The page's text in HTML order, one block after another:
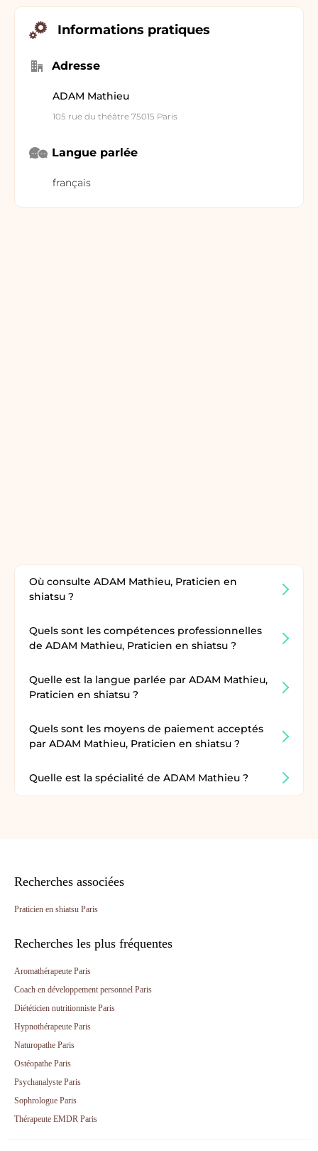
Informations pratiques
Adresse
ADAM Mathieu
105 rue du théâtre 75015 Paris
Langue parlée
français
Où consulte ADAM Mathieu, Praticien en
shiatsu ?
Quels sont les compétences professionnelles
de ADAM Mathieu, Praticien en shiatsu ?
Quelle est la langue parlée par ADAM Mathieu,
Praticien en shiatsu ?
Quels sont les moyens de paiement acceptés
par ADAM Mathieu, Praticien en shiatsu ?
Quelle est la spécialité de ADAM Mathieu ?
Recherches associées
Praticien en shiatsu Paris
Recherches les plus fréquentes
Aromathérapeute Paris
Coach en développement personnel Paris
Diététicien nutritionniste Paris
Hypnothérapeute Paris
Naturopathe Paris
Ostéopathe Paris
Psychanalyste Paris
Sophrologue Paris
Thérapeute EMDR Paris